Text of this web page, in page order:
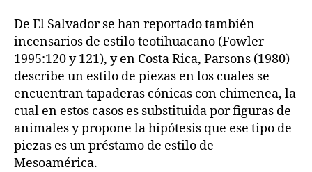
De El Salvador se han reportado también
incensarios de estilo teotihuacano (Fowler
1995:120 y 121), y en Costa Rica, Parsons (1980)
describe un estilo de piezas en los cuales se
encuentran tapaderas cónicas con chimenea, la
cual en estos casos es substituida por figuras de
animales y propone la hipótesis que ese tipo de
piezas es un préstamo de estilo de
Mesoamérica.